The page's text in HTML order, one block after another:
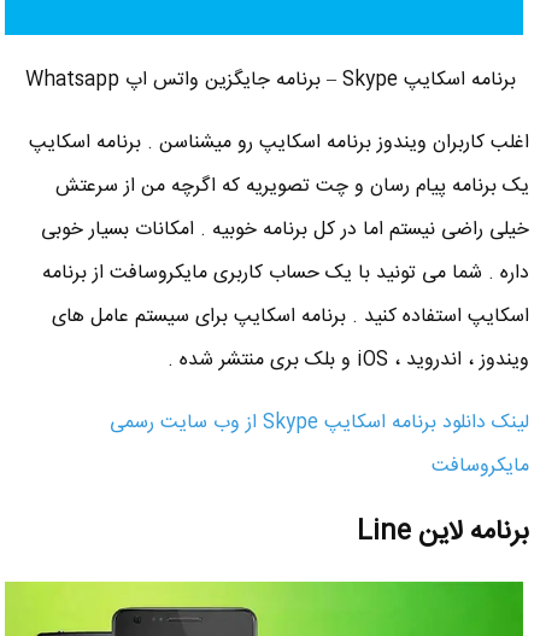
برنامه اسکایپ Skype – برنامه جایگزین واتس اپ Whatsapp
اغلب کاربران ویندوز برنامه اسکایپ رو میشناسن . برنامه اسکایپ
یک برنامه پیام رسان و چت تصویریه که اگرچه من از سرعتش
خیلی راضی نیستم اما در کل برنامه خوبیه . امکانات بسیار خوبی
داره . شما می تونید با یک حساب کاربری مایکروسافت از برنامه
اسکایپ استفاده کنید . برنامه اسکایپ برای سیستم عامل های
ویندوز ، اندروید ، iOS و بلک بری منتشر شده .
لینک دانلود برنامه اسکایپ Skype از وب سایت رسمی
مایکروسافت
برنامه لاین Line